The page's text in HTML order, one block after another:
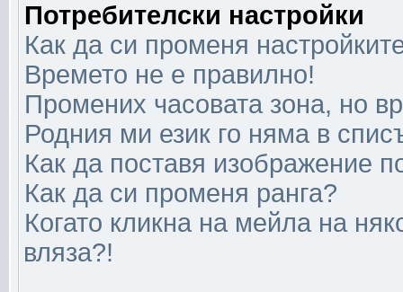
Потребителски настройки
Как да си променя
Времето не е правилно!
Промених часовата зона, но
Родния ми език го няма в
Как да поставя изображение
Как да си променя ранга?
Когато кликна на мейла на
вляза?!